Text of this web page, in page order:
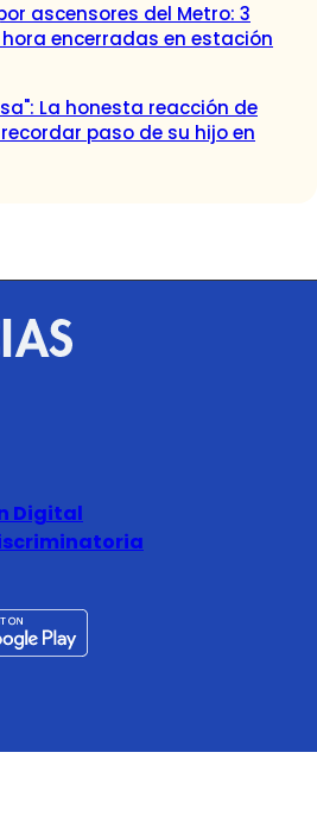
ascensores del Metro: 3
encerradas en estación
La honesta reacción de
paso de su hijo en
Digital